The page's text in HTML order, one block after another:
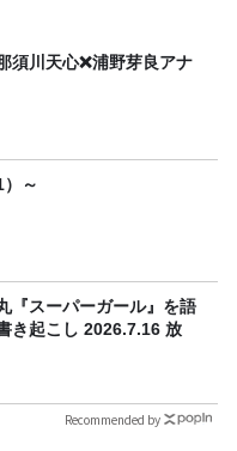
須川天心❌浦野芽良アナ
～
『スーパーガール』を語
き起こし 2026.7.16 放
Recommended by